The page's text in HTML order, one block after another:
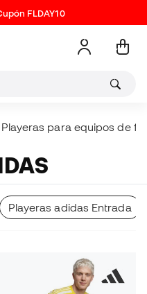
FLDAY10
Playeras para equipos de
Playeras adidas Entrada